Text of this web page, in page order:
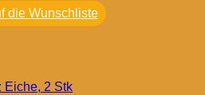
die Wunschliste
Eiche, 2 Stk